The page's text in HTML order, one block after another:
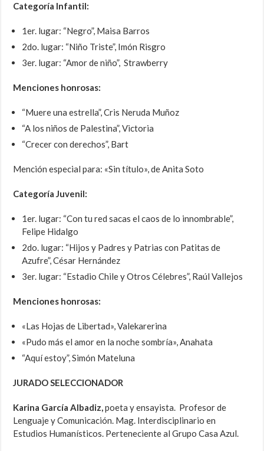
Categoría Infantil:
1er. lugar: “Negro”, Maisa Barros
2do. lugar: “Niño Triste”, Imón Risgro
3er. lugar: “Amor de niño”, Strawberry
Menciones honrosas:
“Muere una estrella”, Cris Neruda Muñoz
“A los niños de Palestina”, Victoria
“Crecer con derechos”, Bart
Mención especial para: «Sin título», de Anita Soto
Categoría Juvenil:
1er. lugar: “Con tu red sacas el caos de lo innombrable”,
Felipe Hidalgo
2do. lugar: “Hijos y Padres y Patrias con Patitas de
Azufre”, César Hernández
3er. lugar: “Estadio Chile y Otros Célebres”, Raúl Vallejos
Menciones honrosas:
«Las Hojas de Libertad», Valekarerina
«Pudo más el amor en la noche sombría», Anahata
“Aquí estoy”, Simón Mateluna
JURADO SELECCIONADOR
Karina García Albadiz,poeta y ensayista. Profesor de
Lenguaje y Comunicación. Mag. Interdisciplinario en
Estudios Humanísticos. Perteneciente al Grupo Casa Azul.